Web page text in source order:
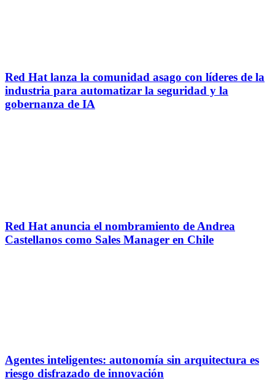
Red Hat lanza la comunidad asago con líderes de la
industria para automatizar la seguridad y la
gobernanza de IA
Red Hat anuncia el nombramiento de Andrea
Castellanos como Sales Manager en Chile
Agentes inteligentes: autonomía sin arquitectura es
riesgo disfrazado de innovación